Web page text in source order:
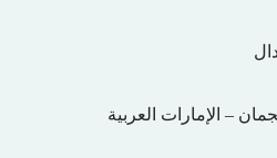
المويهات 2 – عجمان – الإمارات العربية